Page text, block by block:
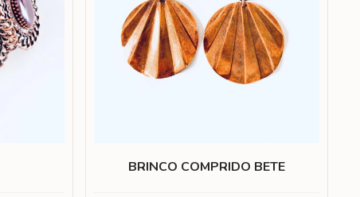
BRINCO COMPRIDO BETE